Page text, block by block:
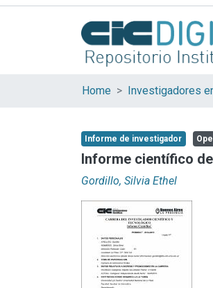
Home
Informe de investigador
Informe científico
Gordillo, Silvia Ethel